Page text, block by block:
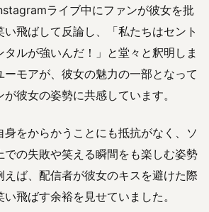
ライブ中にファンが彼女を批
飛ばして反論し、「私たちはセント
タルが強いんだ！」と堂々と釈明しま
ーモアが、彼女の魅力の一部となって
彼女の姿勢に共感しています。
をからかうことにも抵抗がなく、ソ
での失敗や笑える瞬間をも楽しむ姿勢
えば、配信者が彼女のキスを避けた際
飛ばす余裕を見せていました。